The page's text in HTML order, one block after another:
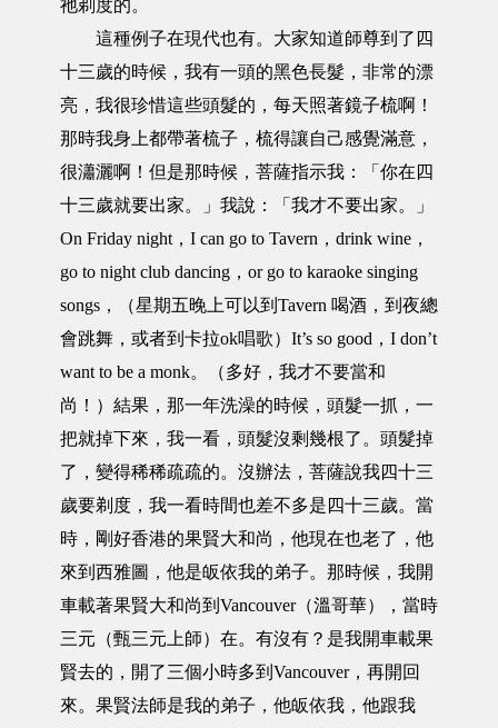
祂剃度的。
這種例子在現代也有。大家知道師尊到了四
十三歲的時候，我有一頭的黑色長髮，非常的漂
亮，我很珍惜這些頭髮的，每天照著鏡子梳啊！
那時我身上都帶著梳子，梳得讓自己感覺滿意，
很瀟灑啊！但是那時候，菩薩指示我：「你在四
十三歲就要出家。」我說：「我才不要出家。」
On Friday night，I can go to Tavern，drink wine，
go to night club dancing，or go to karaoke singing
songs，（星期五晚上可以到Tavern 喝酒，到夜總
會跳舞，或者到卡拉ok唱歌）It’s so good，I don’t
want to be a monk。（多好，我才不要當和
尚！）結果，那一年洗澡的時候，頭髮一抓，一
把就掉下來，我一看，頭髮沒剩幾根了。頭髮掉
了，變得稀稀疏疏的。沒辦法，菩薩說我四十三
歲要剃度，我一看時間也差不多是四十三歲。當
時，剛好香港的果賢大和尚，他現在也老了，他
來到西雅圖，他是皈依我的弟子。那時候，我開
車載著果賢大和尚到Vancouver（溫哥華），當時
三元（甄三元上師）在。有沒有？是我開車載果
賢去的，開了三個小時多到Vancouver，再開回
來。果賢法師是我的弟子，他皈依我，他跟我